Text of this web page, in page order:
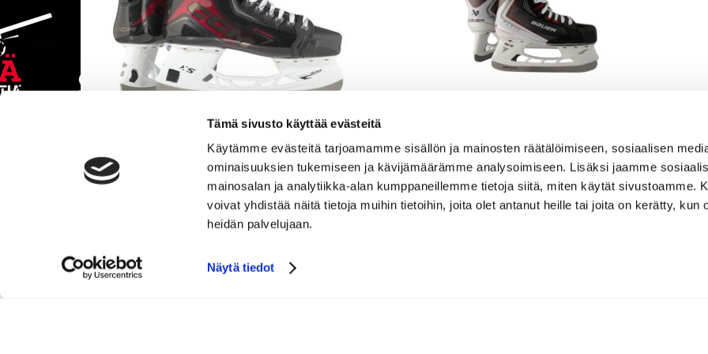
Tämä sivusto käyttää evästeitä
Käytämme evästeitä tarjoamamme sisällön ja mainosten räätälöimiseen, sosiaalisen
ominaisuuksien tukemiseen ja kävijämäärämme analysoimiseen. Lisäksi jaamme
mainosalan ja analytiikka-alan kumppaneillemme tietoja siitä, miten käytät sivustoamme.
voivat yhdistää näitä tietoja muihin tietoihin, joita olet antanut heille tai joita on kerätty, kun
heidän palvelujaan.
Näytä tiedot
CCM SK JETSPEED FT8 SR
749.00
Tarkastele tuotetta
BAUER HOCKEY S25 VAPOR FLY30 SKATE-
JR
249.90